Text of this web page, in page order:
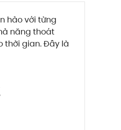
hảo với từng
năng thoát
thời gian. Đây là